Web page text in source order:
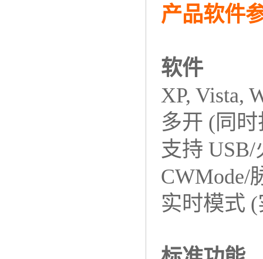
产品软件
软件
XP, Vista,
多开 (同
支持 USB/
CWMode/
实时模式